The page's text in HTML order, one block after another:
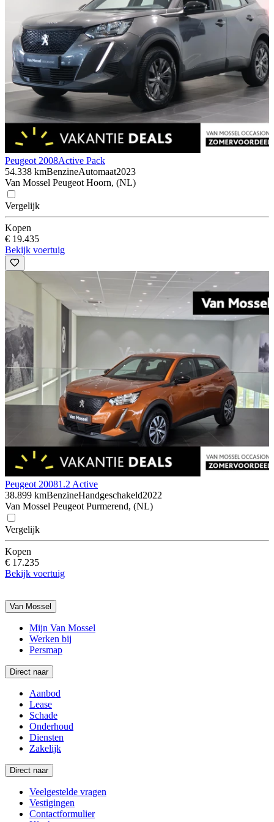
Peugeot 2008Active Pack
54.338 kmBenzineAutomaat2023
Van Mossel Peugeot Hoorn, (NL)
Vergelijk
Kopen
€ 19.435
Bekijk voertuig
Peugeot 20081.2 Active
38.899 kmBenzineHandgeschakeld2022
Van Mossel Peugeot Purmerend, (NL)
Vergelijk
Kopen
€ 17.235
Bekijk voertuig
Van Mossel
Mijn Van Mossel
Werken bij
Persmap
Direct naar
Aanbod
Lease
Schade
Onderhoud
Diensten
Zakelijk
Direct naar
Veelgestelde vragen
Vestigingen
Contactformulier